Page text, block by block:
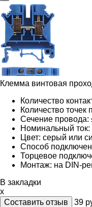
Клемма винтовая
Количество
Количество точек
Сечение провода:
Номинальный
Цвет: серый или
Способ
Торцевое
Монтаж: на DIN-
В закладки
x
Составить отзыв
39